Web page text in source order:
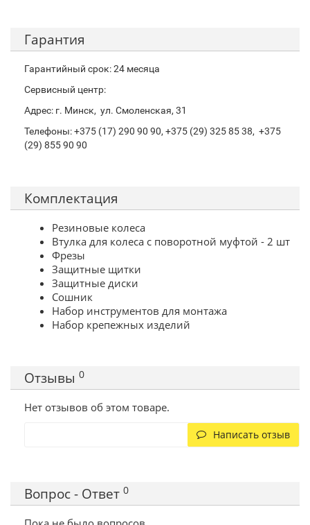
Гарантия
Гарантийный срок: 24 месяца
Сервисный центр:
Адрес: г. Минск, ул. Смоленская, 31
Телефоны: +375 (17) 290 90 90, +375 (29) 325 85 38, +375
(29) 855 90 90
Комплектация
Резиновые колеса
Втулка для колеса с поворотной муфтой - 2 шт
Фрезы
Защитные щитки
Защитные диски
Сошник
Набор инструментов для монтажа
Набор крепежных изделий
Отзывы 0
Нет отзывов об этом товаре.
Написать отзыв
Вопрос - Ответ 0